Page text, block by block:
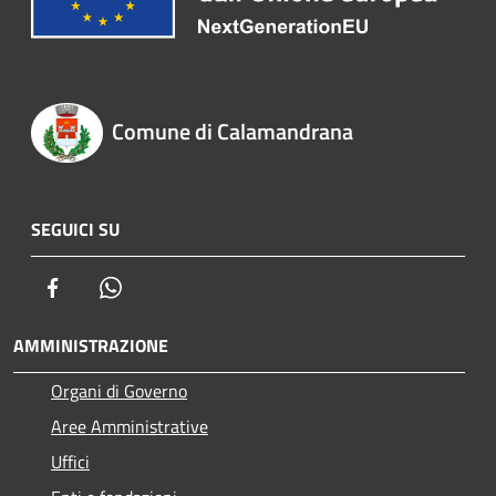
Comune di Calamandrana
SEGUICI SU
Facebook
AMMINISTRAZIONE
Organi di Governo
Aree Amministrative
Uffici